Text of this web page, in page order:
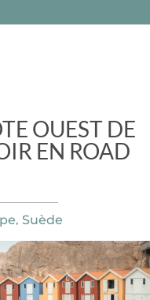
OUEST DE
EN ROAD
, Suède